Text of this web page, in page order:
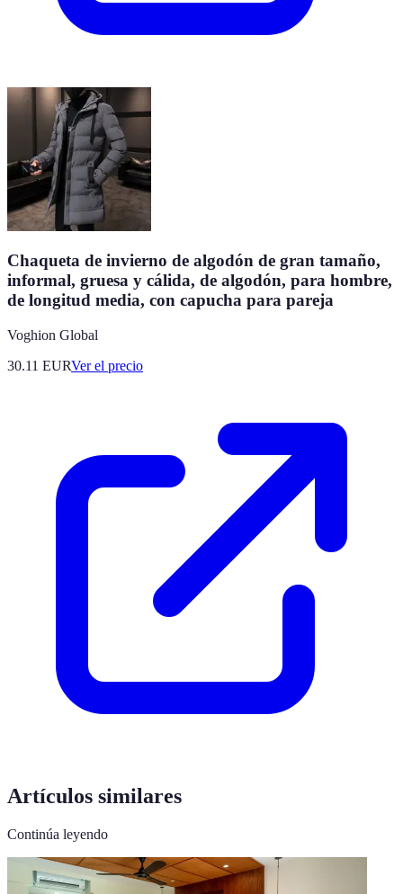
Chaqueta de invierno de algodón de gran tamaño,
informal, gruesa y cálida, de algodón, para hombre,
de longitud media, con capucha para pareja
Voghion Global
30.11 EURVer el precio
Artículos similares
Continúa leyendo